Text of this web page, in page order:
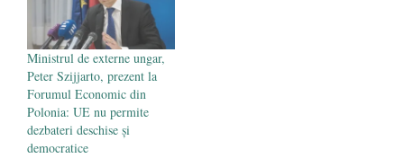
Ministrul de externe ungar,
Peter Szijjarto, prezent la
Forumul Economic din
Polonia: UE nu permite
dezbateri deschise şi
democratice